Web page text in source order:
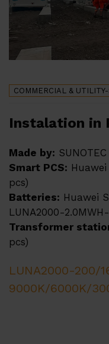
COMMERCIAL &
Instalation in
Made by: SUNOTEC
Smart PCS:
pcs)
Batteries: Huawei
LUNA2000-
Transformer
pcs)
LUNA2000-200/
9000K/6000K/